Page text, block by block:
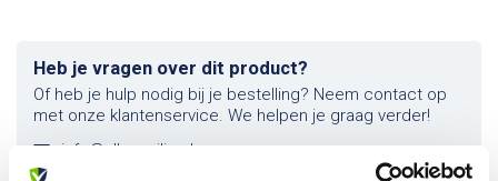
Heb je vragen over dit product?
Of heb je hulp nodig bij je bestelling? Neem contact op
met onze klantenservice. We helpen je graag verder!
info@allesveilig.nl